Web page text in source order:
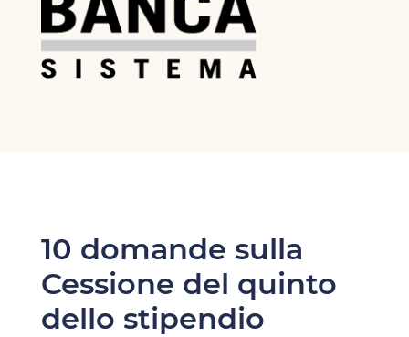
10 domande sulla
Cessione del quinto
dello stipendio